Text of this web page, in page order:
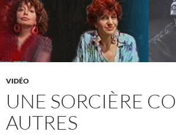
VIDÉO
UNE SORCIÈRE
AUTRES